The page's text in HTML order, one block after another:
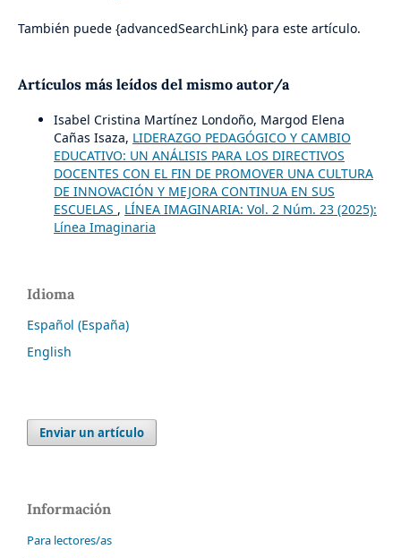
También puede {advancedSearchLink} para este artículo.
Artículos más leídos del mismo autor/a
Isabel Cristina Martínez Londoño, Margod Elena
Cañas Isaza, LIDERAZGO PEDAGÓGICO Y CAMBIO
EDUCATIVO: UN ANÁLISIS PARA LOS DIRECTIVOS
DOCENTES CON EL FIN DE PROMOVER UNA CULTURA
DE INNOVACIÓN Y MEJORA CONTINUA EN SUS
ESCUELAS , LÍNEA IMAGINARIA: Vol. 2 Núm. 23 (2025):
Línea Imaginaria
Idioma
Español (España)
English
Enviar un artículo
Información
Para lectores/as